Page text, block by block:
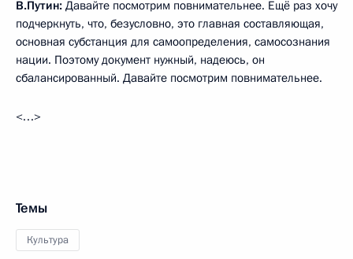
В.Путин: Давайте посмотрим повнимательнее. Ещё раз хочу
подчеркнуть, что, безусловно, это главная составляющая,
основная субстанция для самоопределения, самосознания
нации. Поэтому документ нужный, надеюсь, он
сбалансированный. Давайте посмотрим повнимательнее.
<…>
Темы
Культура